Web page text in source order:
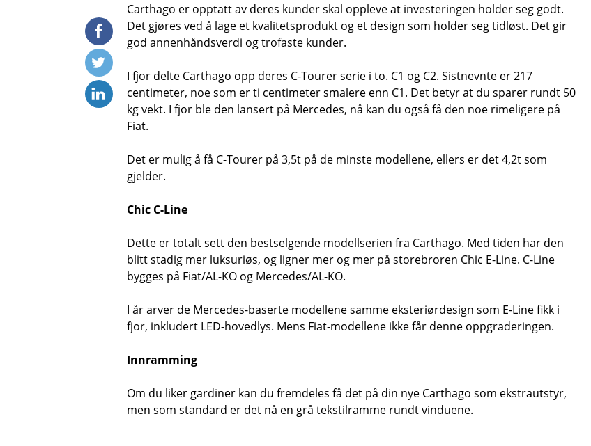
Carthago er opptatt av deres kunder skal oppleve at investeringen holder seg godt.
Det gjøres ved å lage et kvalitetsprodukt og et design som holder seg tidløst. Det gir
god annenhåndsverdi og trofaste kunder.
I fjor delte Carthago opp deres C-Tourer serie i to. C1 og C2. Sistnevnte er 217
centimeter, noe som er ti centimeter smalere enn C1. Det betyr at du sparer rundt 50
kg vekt. I fjor ble den lansert på Mercedes, nå kan du også få den noe rimeligere på
Fiat.
Det er mulig å få C-Tourer på 3,5t på de minste modellene, ellers er det 4,2t som
gjelder.
Chic C-Line
Dette er totalt sett den bestselgende modellserien fra Carthago. Med tiden har den
blitt stadig mer luksuriøs, og ligner mer og mer på storebroren Chic E-Line. C-Line
bygges på Fiat/AL-KO og Mercedes/AL-KO.
I år arver de Mercedes-baserte modellene samme eksteriørdesign som E-Line fikk i
fjor, inkludert LED-hovedlys. Mens Fiat-modellene ikke får denne oppgraderingen.
Innramming
Om du liker gardiner kan du fremdeles få det på din nye Carthago som ekstrautstyr,
men som standard er det nå en grå tekstilramme rundt vinduene.